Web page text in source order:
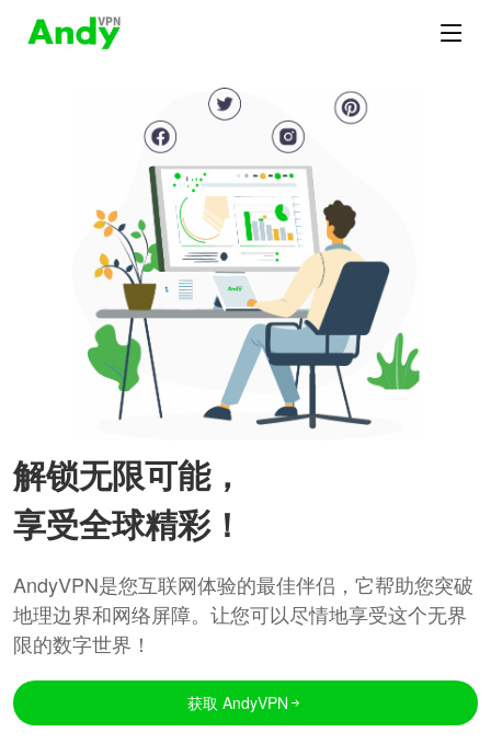
解锁无限可能，
享受全球精彩！
AndyVPN是您互联网体验的最佳伴侣，它帮助您突破
地理边界和网络屏障。让您可以尽情地享受这个无界
限的数字世界！
获取 AndyVPN